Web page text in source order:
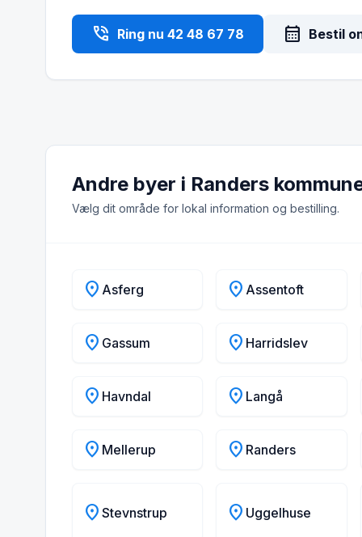
phone_in_talk Ring nu 42 48 67 78 calendar_month Bestil
Andre byer i Randers
Vælg dit område for lokal information og bestilling.
location_on Asferg location_on Assentoft
location_on Gassum location_on Harridslev
location_on Havndal location_on Langå
location_on Mellerup location_on Randers
location_on Stevnstrup location_on Uggelhuse